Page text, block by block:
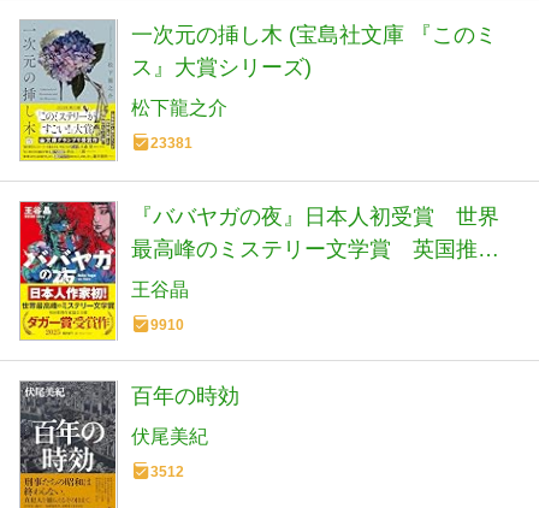
一次元の挿し木 (宝島社文庫 『このミ
ス』大賞シリーズ)
松下龍之介
23381
『ババヤガの夜』日本人初受賞 世界
最高峰のミステリー文学賞 英国推理
作家協会賞(ダガー賞） (河出文庫 お 46-
1)
王谷晶
9910
百年の時効
伏尾美紀
3512